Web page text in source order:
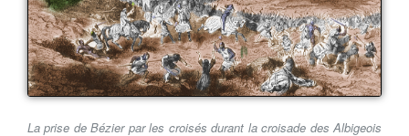
La prise de Bézier par les croisés durant la croisade des Albigeois